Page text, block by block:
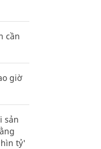
cần
giờ
sản
tỷ'